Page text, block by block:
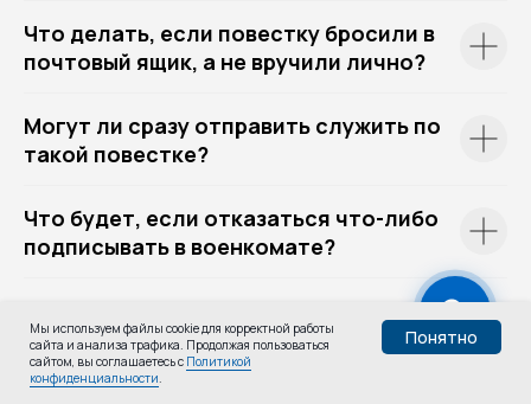
Пройти тест
Узнай,
годен ли ты:
Что делать, если повестку бросили в
почтовый ящик, а не вручили лично?
Могут ли сразу отправить служить по
такой повестке?
Что будет, если отказаться что-либо
подписывать в военкомате?
подготовка к мобилизации?
Мы используем файлы cookie для корректной работы
сайта и анализа трафика. Продолжая пользоваться
сайтом, вы соглашаетесь с Политикой
конфиденциальности.
Понятно